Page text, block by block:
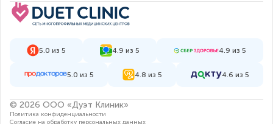
5.0 из 5 4.9 из 5 4.9 из 5
5.0 из 5 4.8 из 5 4.6 из 5
© 2026 ООО «Дуэт Клиник»
Политика конфиденциальности
Согласие на обработку персональных данных